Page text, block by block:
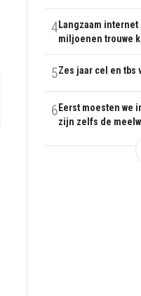
4Langzaam
miljoenen trouwe
5Zes jaar cel en tbs
6 Eerst moesten we
zijn zelfs de